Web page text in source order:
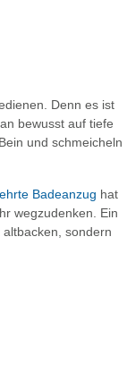
Denn es ist
bewusst auf tiefe
und schmeicheln
Badeanzug hat
wegzudenken. Ein
sondern